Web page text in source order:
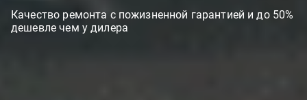
Качество ремонта с пожизненной гарантией и до 50%
дешевле чем у дилера